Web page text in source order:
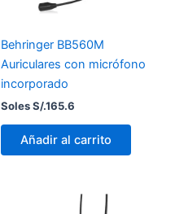
Behringer BB560M
Auriculares con micrófono
incorporado
Soles S/.165.6
Añadir al carrito